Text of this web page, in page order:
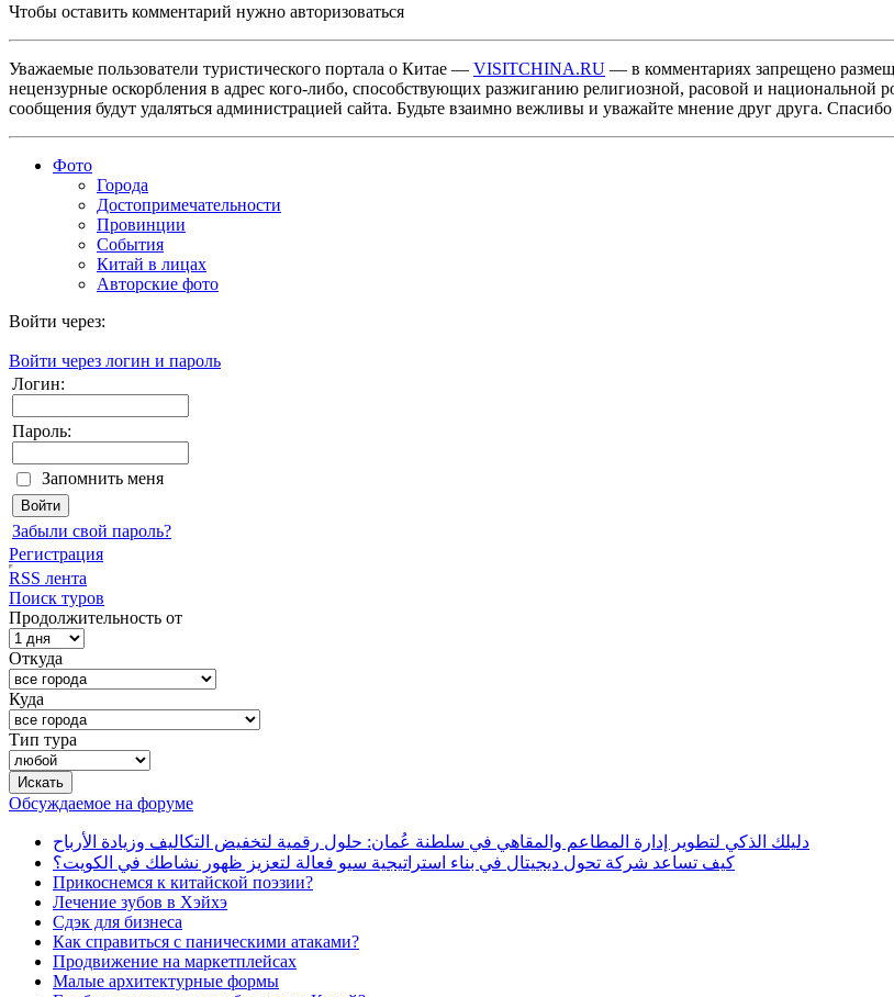
Чтобы оставить комментарий нужно авторизоваться
Уважаемые пользователи туристического портала о Китае — VISITCHINA.RU — в комментариях запрещено
нецензурные оскорбления в адрес кого-либо, способствующих разжиганию религиозной, расовой и национальной
сообщения будут удаляться администрацией сайта. Будьте взаимно вежливы и уважайте мнение друг друга.
Фото
Города
Достопримечательности
Провинции
События
Китай в лицах
Авторские фото
Войти через:
Войти через логин и пароль
Логин:
Пароль:
Запомнить меня
Забыли свой пароль?
Регистрация
RSS лента
Поиск туров
Продолжительность от
Откуда
Куда
Тип тура
Обсуждаемое на форуме
دليلك الذكي لتطوير إدارة المطاعم والمقاهي في سلطنة عُمان: حلول رقمية لتخفيض التكاليف وزيادة الأرباح
كيف تساعد شركة تحول ديجيتال في بناء استراتيجية سيو فعالة لتعزيز ظهور نشاطك في الكويت؟
Прикоснемся к китайской поэзии?
Лечение зубов в Хэйхэ
Сдэк для бизнеса
Как справиться с паническими атаками?
Продвижение на маркетплейсах
Малые архитектурные формы